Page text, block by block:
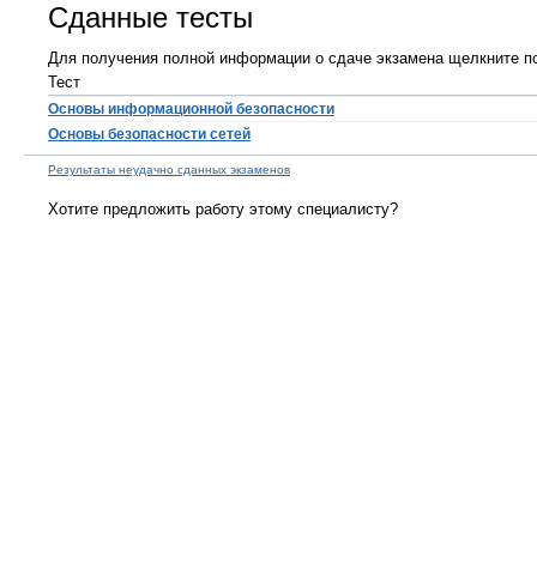
Сданные тесты
Для получения полной информации о сдаче экзамена щелкните
Тест
Основы информационной безопасности
Основы безопасности сетей
Результаты неудачно сданных экзаменов
Хотите предложить работу этому специалисту?